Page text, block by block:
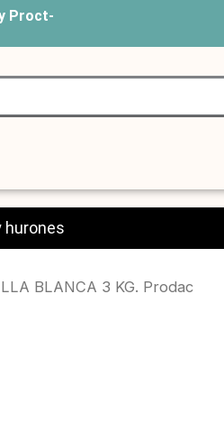
Proct-
hurones
BLANCA 3 KG. Prodac